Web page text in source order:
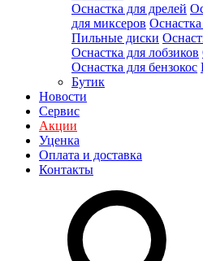
Оснастка для дрелей
для миксеров
Пильные диски
Оснастка для лобзиков
Оснастка для бензокос
Бутик
Новости
Сервис
Акции
Уценка
Оплата и доставка
Контакты